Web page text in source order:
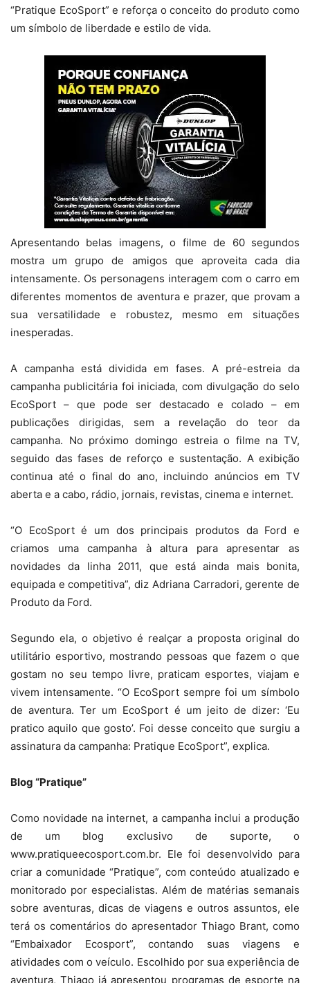
“Pratique EcoSport” e reforça o conceito do produto como
um símbolo de liberdade e estilo de vida.
Apresentando belas imagens, o filme de 60 segundos
mostra um grupo de amigos que aproveita cada dia
intensamente. Os personagens interagem com o carro em
diferentes momentos de aventura e prazer, que provam a
sua versatilidade e robustez, mesmo em situações
inesperadas.
A campanha está dividida em fases. A pré-estreia da
campanha publicitária foi iniciada, com divulgação do selo
EcoSport – que pode ser destacado e colado – em
publicações dirigidas, sem a revelação do teor da
campanha. No próximo domingo estreia o filme na TV,
seguido das fases de reforço e sustentação. A exibição
continua até o final do ano, incluindo anúncios em TV
aberta e a cabo, rádio, jornais, revistas, cinema e internet.
“O EcoSport é um dos principais produtos da Ford e
criamos uma campanha à altura para apresentar as
novidades da linha 2011, que está ainda mais bonita,
equipada e competitiva”, diz Adriana Carradori, gerente de
Produto da Ford.
Segundo ela, o objetivo é realçar a proposta original do
utilitário esportivo, mostrando pessoas que fazem o que
gostam no seu tempo livre, praticam esportes, viajam e
vivem intensamente. “O EcoSport sempre foi um símbolo
de aventura. Ter um EcoSport é um jeito de dizer: ‘Eu
pratico aquilo que gosto’. Foi desse conceito que surgiu a
assinatura da campanha: Pratique EcoSport”, explica.
Blog “Pratique”
Como novidade na internet, a campanha inclui a produção
de um blog exclusivo de suporte, o
www.pratiqueecosport.com.br. Ele foi desenvolvido para
criar a comunidade “Pratique”, com conteúdo atualizado e
monitorado por especialistas. Além de matérias semanais
sobre aventuras, dicas de viagens e outros assuntos, ele
terá os comentários do apresentador Thiago Brant, como
“Embaixador Ecosport”, contando suas viagens e
atividades com o veículo. Escolhido por sua experiência de
aventura, Thiago já apresentou programas de esporte na